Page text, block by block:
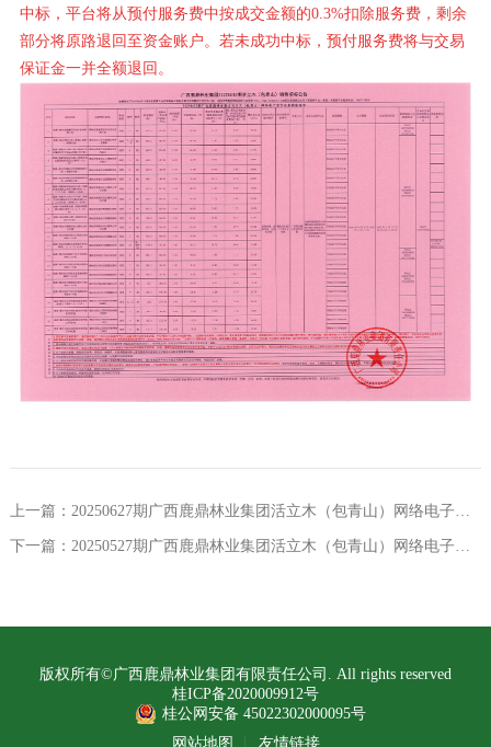
中标，平台将从预付服务费中按成交金额的0.3%扣除服务费，剩余
部分将原路退回至资金账户。若未成功中标，预付服务费将与交易
保证金一并全额退回。
上一篇：20250627期广西鹿鼎林业集团活立木（包青山）网络电子竞价交易销售公告
下一篇：20250527期广西鹿鼎林业集团活立木（包青山）网络电子竞价交易销售公告
版权所有©广西鹿鼎林业集团有限责任公司. All rights reserved
桂ICP备2020009912号
桂公网安备 45022302000095号
网站地图
友情链接